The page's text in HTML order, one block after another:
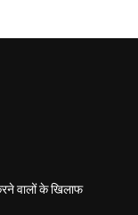
वालों के खिलाफ